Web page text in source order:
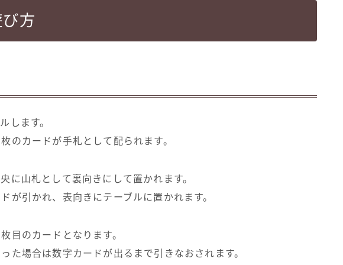
方
します。
のカードが手札として配られます。
に山札として裏向きにして置かれます。
が引かれ、表向きにテーブルに置かれます。
目のカードとなります。
た場合は数字カードが出るまで引きなおされます。